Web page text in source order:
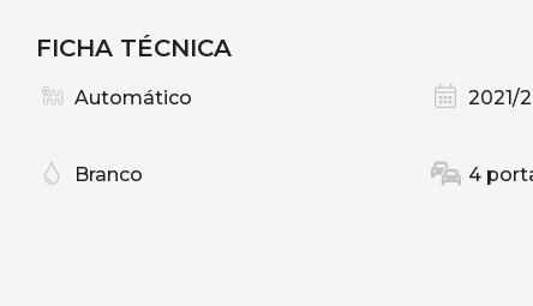
FICHA TÉCNICA
Automático 2021/
Branco 4